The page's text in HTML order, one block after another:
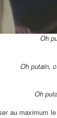
Oh
Oh putain,
Oh
au maximum